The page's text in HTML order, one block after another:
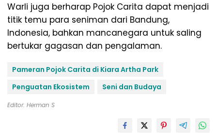
Warli juga berharap Pojok Carita dapat menjadi
titik temu para seniman dari Bandung,
Indonesia, bahkan mancanegara untuk saling
bertukar gagasan dan pengalaman.
Pameran Pojok Carita di Kiara Artha Park
Penguatan Ekosistem
Seni dan Budaya
Editor: Herman S